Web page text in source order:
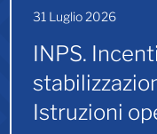
31 Luglio 2026
INPS.
Istruzioni